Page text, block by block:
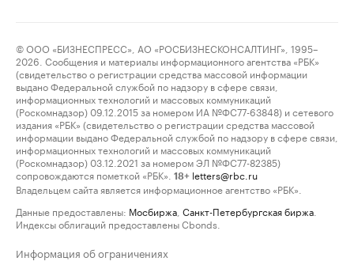
© ООО «БИЗНЕСПРЕСС», АО «РОСБИЗНЕСКОНСАЛТИНГ», 1995–
2026. Сообщения и материалы информационного агентства «РБК»
(свидетельство о регистрации средства массовой информации
выдано Федеральной службой по надзору в сфере связи,
информационных технологий и массовых коммуникаций
(Роскомнадзор) 09.12.2015 за номером ИА №ФС77-63848) и сетевого
издания «РБК» (свидетельство о регистрации средства массовой
информации выдано Федеральной службой по надзору в сфере связи,
информационных технологий и массовых коммуникаций
(Роскомнадзор) 03.12.2021 за номером ЭЛ №ФС77-82385)
сопровождаются пометкой «РБК».
18+ letters@rbc.ru
Владельцем сайта является информационное агентство «РБК».
Данные предоставлены: Мосбиржа Санкт-Петербургская биржа
Индексы облигаций предоставлены Cbonds.
Информация об ограничениях